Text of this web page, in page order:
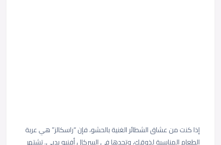
إذا كنت من عشاق الشطائر الغنية بالحشو، فإن “راسكالز” هي عربة
الطعام المناسبة لذوقك، وتجدها في السركال أفنيو بدبي. تشتهر